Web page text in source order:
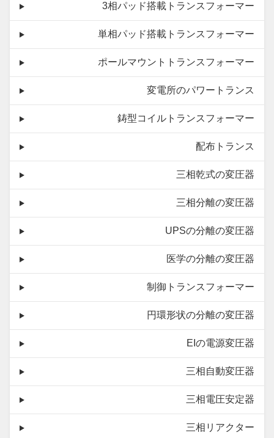
3相パッド搭載トランスフォーマー
単相パッド搭載トランスフォーマー
ポールマウントトランスフォーマー
変電所のパワートランス
鋳型コイルトランスフォーマー
配布トランス
三相乾式の変圧器
三相分離の変圧器
UPSの分離の変圧器
医学の分離の変圧器
制御トランスフォーマー
円環形状の分離の変圧器
EIの電源変圧器
三相自動変圧器
三相電圧安定器
三相リアクター